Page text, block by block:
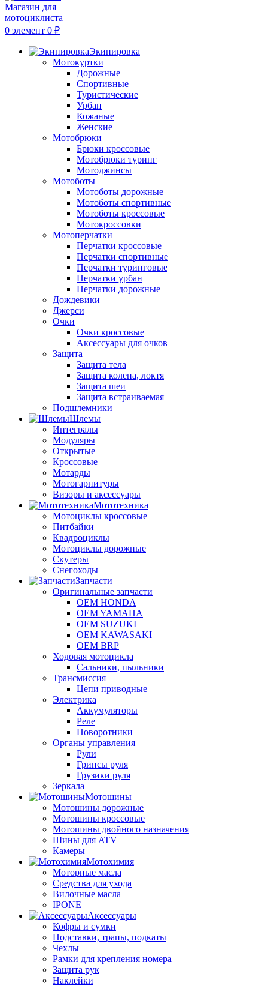
0 элемент 0 ₽
Экипировка
Мотокуртки
Дорожные
Спортивные
Туристические
Урбан
Кожаные
Женские
Мотобрюки
Брюки кроссовые
Мотобрюки туринг
Мотоджинсы
Мотоботы
Мотоботы дорожные
Мотоботы спортивные
Мотоботы кроссовые
Мотокроссовки
Мотоперчатки
Перчатки кроссовые
Перчатки спортивные
Перчатки туринговые
Перчатки урбан
Перчатки дорожные
Дождевики
Джерси
Очки
Очки кроссовые
Аксессуары для очков
Защита
Защита тела
Защита колена, локтя
Защита шеи
Защита встраиваемая
Подшлемники
Шлемы
Интегралы
Модуляры
Открытые
Кроссовые
Мотарды
Мотогарнитуры
Визоры и аксессуары
Мототехника
Мотоциклы кроссовые
Питбайки
Квадроциклы
Мотоциклы дорожные
Скутеры
Снегоходы
Запчасти
Оригинальные запчасти
OEM HONDA
OEM YAMAHA
OEM SUZUKI
OEM KAWASAKI
OEM BRP
Ходовая мотоцикла
Сальники, пыльники
Трансмиссия
Цепи приводные
Электрика
Аккумуляторы
Реле
Поворотники
Органы управления
Рули
Грипсы руля
Грузики руля
Зеркала
Мотошины
Мотошины дорожные
Мотошины кроссовые
Мотошины двойного назначения
Шины для ATV
Камеры
Мотохимия
Моторные масла
Средства для ухода
Вилочные масла
IPONE
Аксессуары
Кофры и сумки
Подставки, трапы, подкаты
Чехлы
Рамки для крепления номера
Защита рук
Наклейки